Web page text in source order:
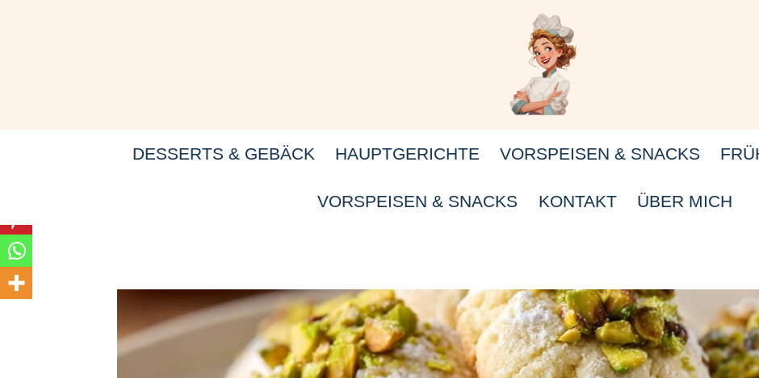
DESSERTS & GEBÄCK HAUPTGERICHTE VORSPEISEN & SNACKS
VORSPEISEN & SNACKS KONTAKT ÜBER MICH